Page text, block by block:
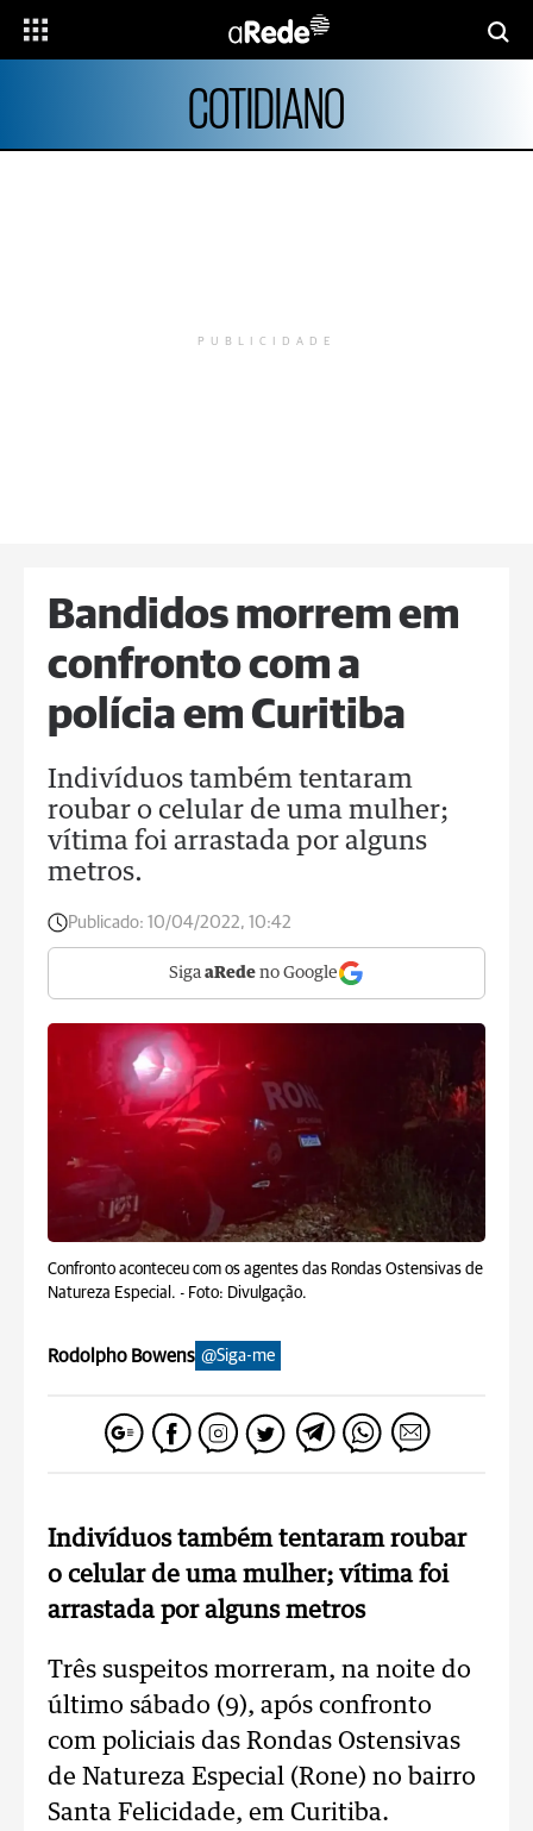
COTIDIANO
PUBLICIDADE
Bandidos morrem em
confronto com a
polícia em Curitiba
Indivíduos também tentaram
roubar o celular de uma mulher;
vítima foi arrastada por alguns
metros.
Publicado: 10/04/2022, 10:42
Siga aRede no Google
Confronto aconteceu com os agentes das Rondas Ostensivas de
Natureza Especial. - Foto: Divulgação.
Rodolpho Bowens @Siga-me
Indivíduos também tentaram roubar
o celular de uma mulher; vítima foi
arrastada por alguns metros
Três suspeitos morreram, na noite do
último sábado (9), após confronto
com policiais das Rondas Ostensivas
de Natureza Especial (Rone) no bairro
Santa Felicidade, em Curitiba.